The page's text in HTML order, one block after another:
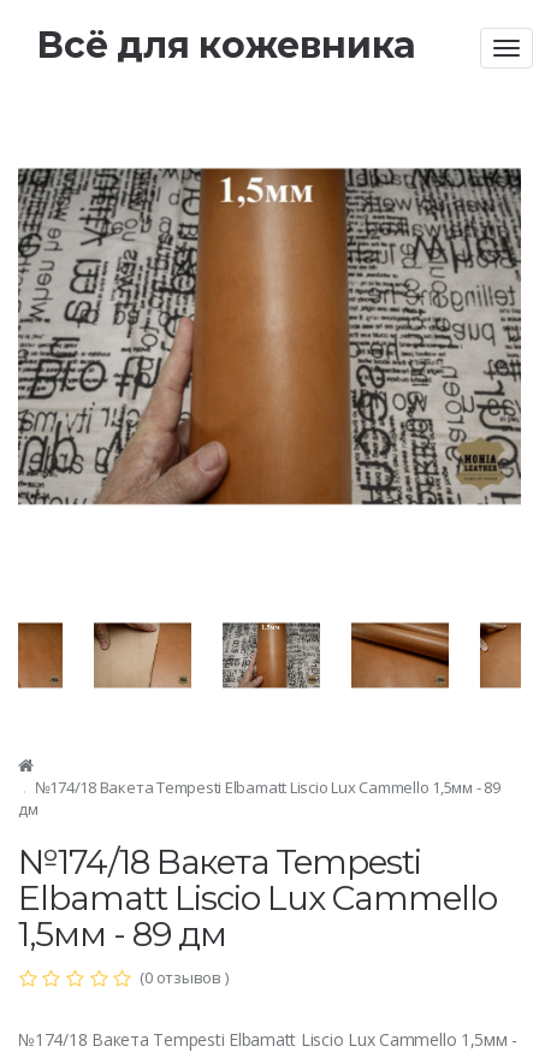
Всё для кожевника
№174/18 Вакета Tempesti Elbamatt Liscio Lux Cammello 1,5мм - 89
дм
№174/18 Вакета Tempesti
Elbamatt Liscio Lux Cammello
1,5мм - 89 дм
(0 отзывов )
№174/18 Вакета Tempesti Elbamatt Liscio Lux Cammello 1,5мм -